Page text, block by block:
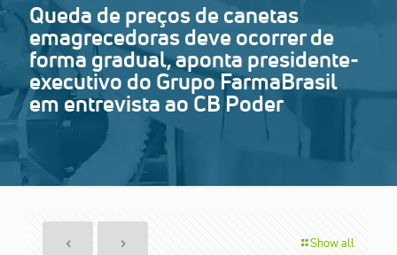
Queda de preços de canetas
emagrecedoras deve ocorrer de
forma gradual, aponta presidente-
executivo do Grupo FarmaBrasil
em entrevista ao CB Poder
Show all